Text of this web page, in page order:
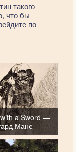
такого
что бы
по
a Sword —
Мане